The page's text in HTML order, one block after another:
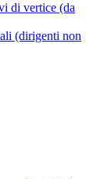
di vertice (da
(dirigenti non